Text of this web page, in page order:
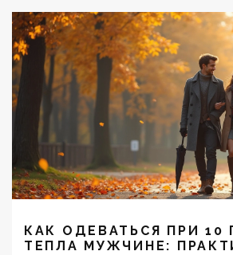
КАК ОДЕВАТЬСЯ ПРИ 10
ТЕПЛА МУЖЧИНЕ: